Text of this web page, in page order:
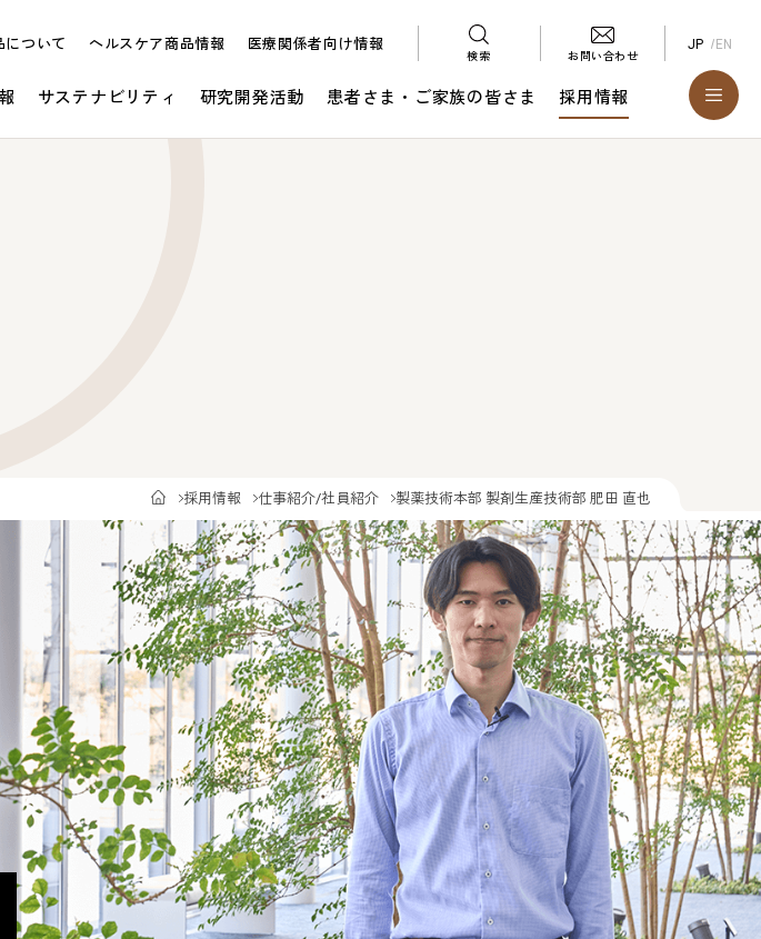
について ヘルスケア商品情報 医療関係者向け情報
検索 お問い合わせ
JP EN
サステナビリティ 研究開発活動 患者さま・ご家族の皆さま 採用情報
採用情報 仕事紹介/社員紹介 製薬技術本部 製剤生産技術部 肥田 直也